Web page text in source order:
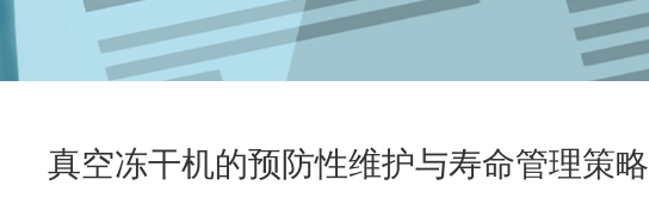
真空冻干机的预防性维护与寿命管理策略